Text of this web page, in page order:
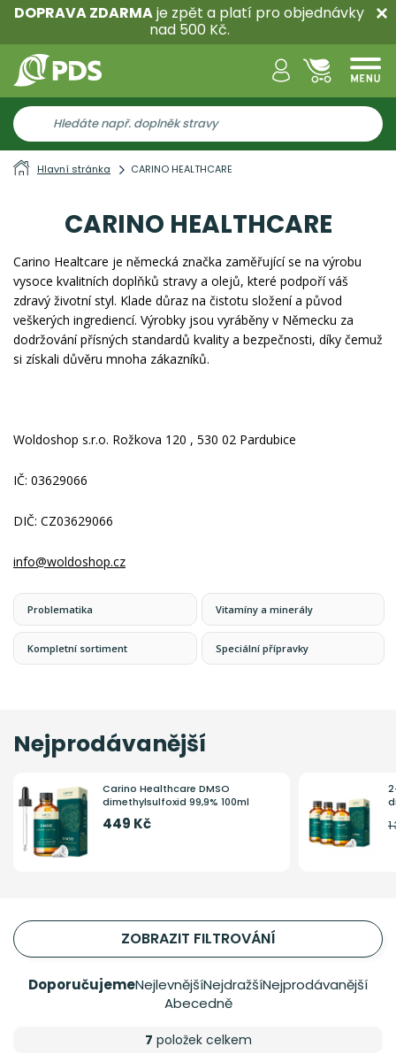
DOPRAVA ZDARMAje zpět a platí pro objednávky
nad 500 Kč.
Hlavní stránka CARINO HEALTHCARE
CARINO HEALTHCARE
Carino Healtcare je německá značka zaměřující se na výrobu
vysoce kvalitních doplňků stravy a olejů, které podpoří váš
zdravý životní styl. Klade důraz na čistotu složení a původ
veškerých ingrediencí. Výrobky jsou vyráběny v Německu za
dodržování přísných standardů kvality a bezpečnosti, díky čemuž
si získali důvěru mnoha zákazníků.
Woldoshop s.r.o. Rožkova 120 , 530 02 Pardubice
IČ: 03629066
DIČ: CZ03629066
info@woldoshop.cz
Problematika Vitamíny a minerály
Kompletní sortiment Speciální přípravky
Nejprodávanější
Carino Healthcare DMSO
dimethylsulfoxid 99,9% 100ml
449 Kč
ZOBRAZIT FILTROVÁNÍ
DoporučujemeNejlevnějšíNejdražšíNejprodávanější
Abecedně
7 položek celkem